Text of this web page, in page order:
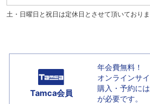
土・日曜日と祝日は定休日とさせて頂いておりま
Tamca会員
年会費無料！
オンラインサ
購入・予約には
が必要です。